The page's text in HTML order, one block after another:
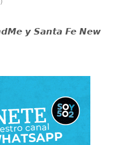
y Santa Fe New